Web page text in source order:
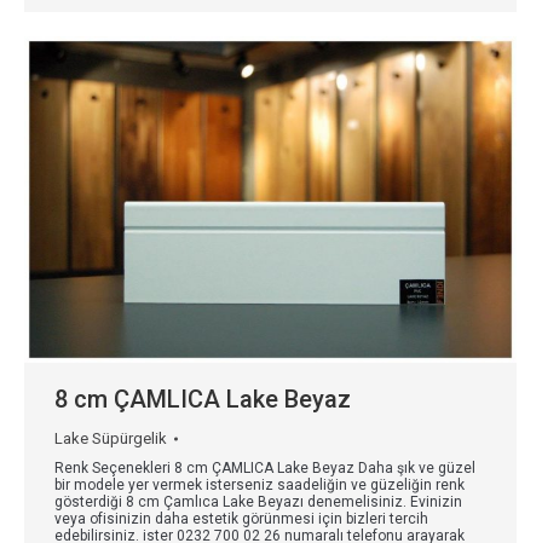
8 cm ÇAMLICA Lake Beyaz
Lake Süpürgelik
Renk Seçenekleri 8 cm ÇAMLICA Lake Beyaz Daha şık ve güzel
bir modele yer vermek isterseniz saadeliğin ve güzeliğin renk
gösterdiği 8 cm Çamlıca Lake Beyazı denemelisiniz. Evinizin
veya ofisinizin daha estetik görünmesi için bizleri tercih
edebilirsiniz. ister 0232 700 02 26 numaralı telefonu arayarak